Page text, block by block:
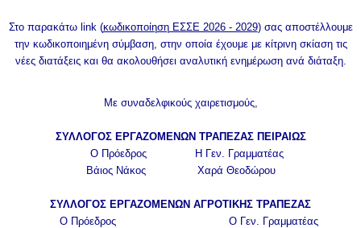
Στο παρακάτω link (κωδικοποίηση ΕΣΣΕ 2026 - 2029) σας αποστέλλουμε
την κωδικοποιημένη σύμβαση, στην οποία έχουμε με κίτρινη σκίαση τις
νέες διατάξεις και θα ακολουθήσει αναλυτική ενημέρωση ανά διάταξη.
Με συναδελφικούς χαιρετισμούς,
ΣΥΛΛΟΓΟΣ ΕΡΓΑΖΟΜΕΝΩΝ ΤΡΑΠΕΖΑΣ ΠΕΙΡΑΙΩΣ
Ο Πρόεδρος Η Γεν. Γραμματέας
Βάιος Νάκος Χαρά Θεοδώρου
ΣΥΛΛΟΓΟΣ ΕΡΓΑΖΟΜΕΝΩΝ ΑΓΡΟΤΙΚΗΣ ΤΡΑΠΕΖΑΣ
Ο Πρόεδρος Ο Γεν. Γραμματέας